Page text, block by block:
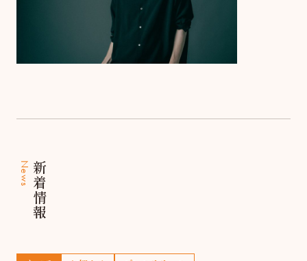
新着情報
News